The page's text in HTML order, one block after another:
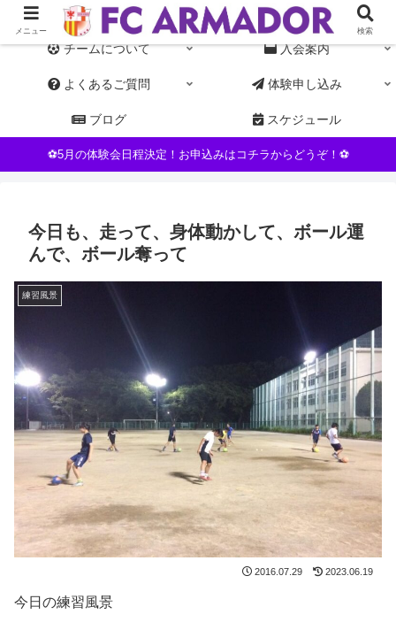
東京都杉並区NPO運営の女子サッカーチーム。初心者・未経験者歓迎
チームについて 入会案内
よくあるご質問 体験申し込み
ブログ スケジュール
⚽5月の体験会日程決定！お申込みはコチラからどうぞ！⚽
今日も、走って、身体動かして、ボール運
んで、ボール奪って
練習風景
2016.07.29 2023.06.19
今日の練習風景
メニュー 検索